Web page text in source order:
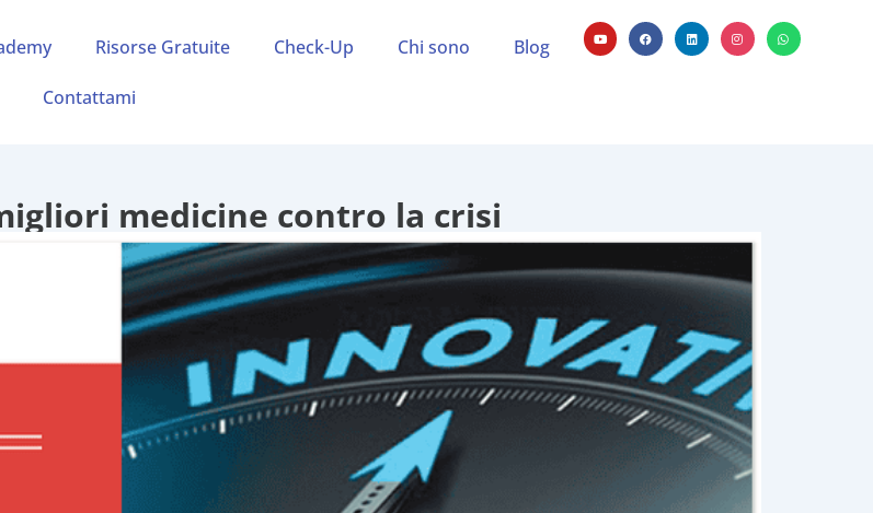
Risorse Gratuite Check-Up Chi sono Blog
Contattami
medicine contro la crisi